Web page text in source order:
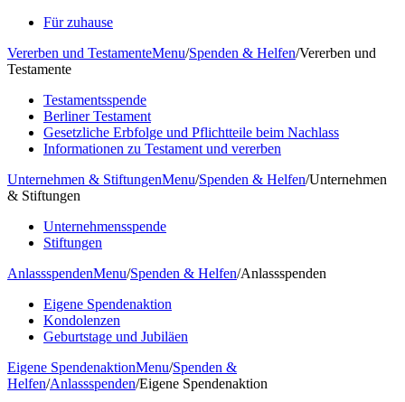
Für zuhause
Vererben und TestamenteMenu/Spenden & Helfen/Vererben und
Testamente
Testamentsspende
Berliner Testament
Gesetzliche Erbfolge und Pflichtteile beim Nachlass
Informationen zu Testament und vererben
Unternehmen & StiftungenMenu/Spenden & Helfen/Unternehmen
& Stiftungen
Unternehmensspende
Stiftungen
AnlassspendenMenu/Spenden & Helfen/Anlassspenden
Eigene Spendenaktion
Kondolenzen
Geburtstage und Jubiläen
Eigene SpendenaktionMenu/Spenden &
Helfen/Anlassspenden/Eigene Spendenaktion